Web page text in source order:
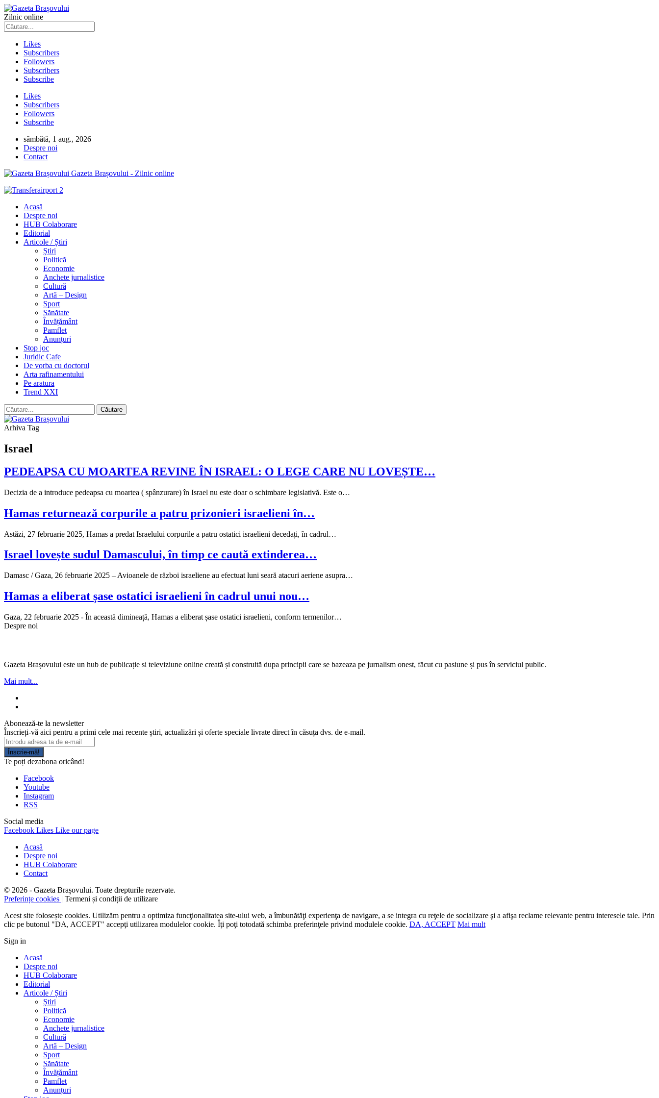
Zilnic online
Likes
Subscribers
Followers
Subscribers
Subscribe
Likes
Subscribers
Followers
Subscribe
sâmbătă, 1 aug., 2026
Despre noi
Contact
Gazeta Brașovului - Zilnic online
Acasă
Despre noi
HUB Colaborare
Editorial
Articole / Știri
Știri
Politică
Economie
Anchete jurnalistice
Cultură
Artă – Design
Sport
Sănătate
Învățământ
Pamflet
Anunțuri
Stop joc
Juridic Cafe
De vorba cu doctorul
Arta rafinamentului
Pe aratura
Trend XXI
Arhiva Tag
Israel
PEDEAPSA CU MOARTEA REVINE ÎN ISRAEL: O LEGE CARE NU LOVEȘTE…
Decizia de a introduce pedeapsa cu moartea ( spânzurare) în Israel nu este doar o schimbare legislativă. Este o…
Hamas returnează corpurile a patru prizonieri israelieni în…
Astăzi, 27 februarie 2025, Hamas a predat Israelului corpurile a patru ostatici israelieni decedați, în cadrul…
Israel lovește sudul Damascului, în timp ce caută extinderea…
Damasc / Gaza, 26 februarie 2025 – Avioanele de război israeliene au efectuat luni seară atacuri aeriene asupra…
Hamas a eliberat șase ostatici israelieni în cadrul unui nou…
Gaza, 22 februarie 2025 - În această dimineață, Hamas a eliberat șase ostatici israelieni, conform termenilor…
Despre noi
Gazeta Brașovului este un hub de publicație si televiziune online creată și construită dupa principii care se bazeaza pe jurnalism onest, făcut cu pasiune și pus în serviciul public.
Mai mult...
Abonează-te la newsletter
Înscrieți-vă aici pentru a primi cele mai recente știri, actualizări și oferte speciale livrate direct în căsuța dvs. de e-mail.
Înscrie-mă!
Te poți dezabona oricând!
Facebook
Youtube
Instagram
RSS
Social media
Facebook Likes Like our page
Acasă
Despre noi
HUB Colaborare
Contact
© 2026 - Gazeta Brașovului. Toate drepturile rezervate.
Preferințe cookies | Termeni și condiții de utilizare
Acest site folosește cookies. Utilizăm pentru a optimiza funcţionalitatea site-ului web, a îmbunătăţi experienţa de navigare, a se integra cu reţele de socializare şi a afişa reclame relevante pentru interesele tale. Prin
clic pe butonul "DA, ACCEPT" accepţi utilizarea modulelor cookie. Îţi poţi totodată schimba preferinţele privind modulele cookie. DA, ACCEPT Mai mult
Sign in
Acasă
Despre noi
HUB Colaborare
Editorial
Articole / Știri
Știri
Politică
Economie
Anchete jurnalistice
Cultură
Artă – Design
Sport
Sănătate
Învățământ
Pamflet
Anunțuri